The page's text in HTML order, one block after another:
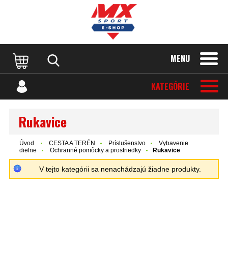
MENU
KATEGÓRIE
Rukavice
Úvod CESTA A TERÉN Príslušenstvo
Vybavenie
dielne
Ochranné pomôcky a prostriedky Rukavice
V tejto kategórii sa nenachádzajú žiadne produkty.